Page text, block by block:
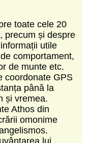
toate cele 20
precum și despre
utile
comportament,
de munte etc.
coordonate GPS
până la
și vremea.
Athos din
omonime
lui